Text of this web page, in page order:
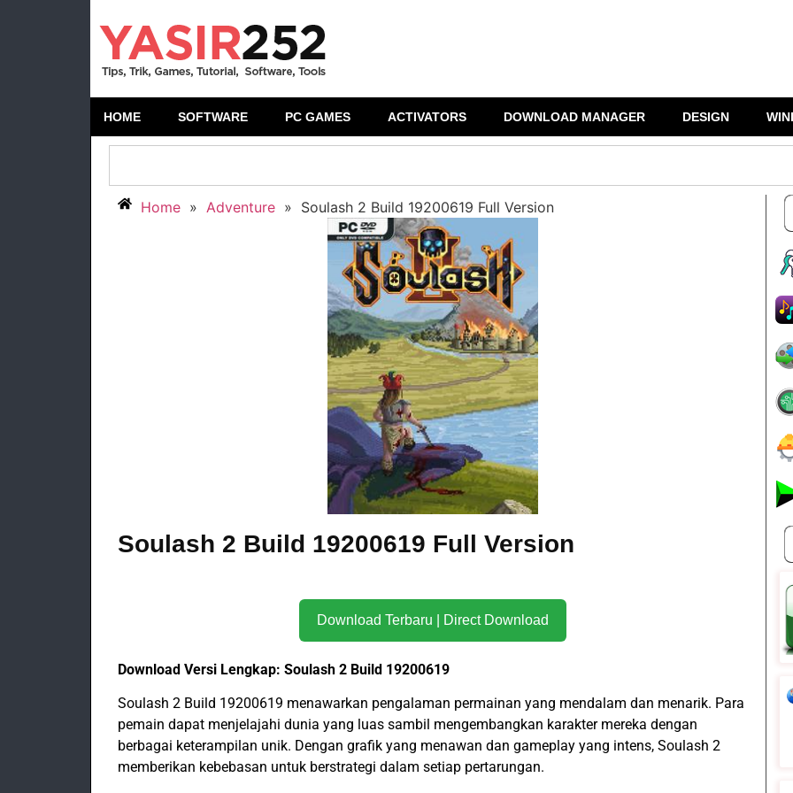
HOME SOFTWARE PC GAMES ACTIVATORS DOWNLOAD MANAGER DESIGN
Home » Adventure » Soulash 2 Build 19200619 Full Version
Soulash 2 Build 19200619 Full Version
Download Terbaru | Direct Download
Download Versi Lengkap: Soulash 2 Build 19200619
Soulash 2 Build 19200619 menawarkan pengalaman permainan yang mendalam dan menarik. Para
pemain dapat menjelajahi dunia yang luas sambil mengembangkan karakter mereka dengan
berbagai keterampilan unik. Dengan grafik yang menawan dan gameplay yang intens, Soulash 2
memberikan kebebasan untuk berstrategi dalam setiap pertarungan.